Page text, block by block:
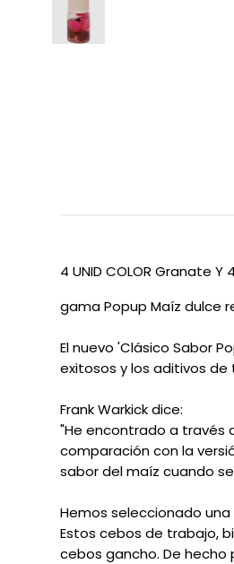
4 UNID COLOR Granate Y 4
gama Popup Maíz dulce
El nuevo 'Clásico Sabor
exitosos y los aditivos
Frank Warkick dice:
"He encontrado a través
comparación con la
sabor del maíz cuando
Hemos seleccionado
Estos cebos de trabajo,
cebos gancho. De hecho